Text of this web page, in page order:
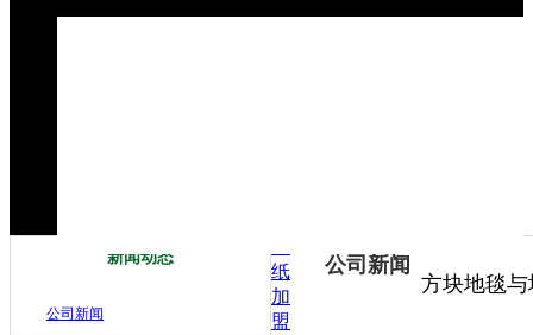
新闻动态
公司新闻
公司新闻
方块地毯与
纸
加
盟